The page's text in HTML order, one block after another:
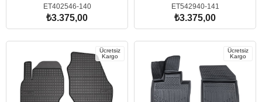
ET402546-140
₺3.375,00
SEPETE EKLE
ET542940-141
₺3.375,00
SEPETE EKLE
Ücretsiz
Kargo
Ücretsiz
Kargo